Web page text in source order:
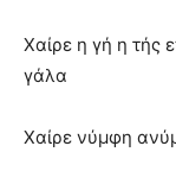
Χαίρε η γή η τής
γάλα
Χαίρε νύμφη